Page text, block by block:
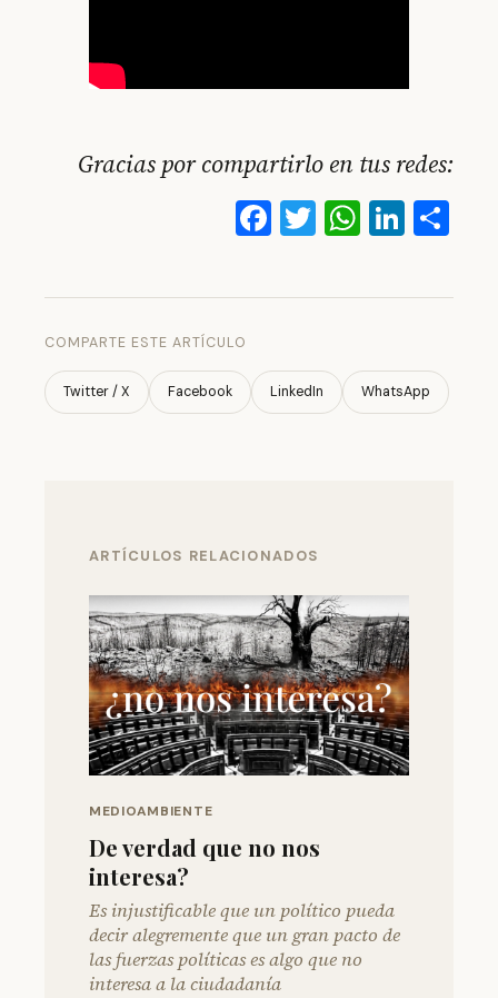
Gracias por compartirlo en tus redes:
Facebook
Twitter
COMPARTE ESTE ARTÍCULO
Twitter / X Facebook LinkedIn WhatsApp
ARTÍCULOS RELACIONADOS
MEDIOAMBIENTE
De verdad que no nos
interesa?
Es injustificable que un político pueda
decir alegremente que un gran pacto de
las fuerzas políticas es algo que no
interesa a la ciudadanía